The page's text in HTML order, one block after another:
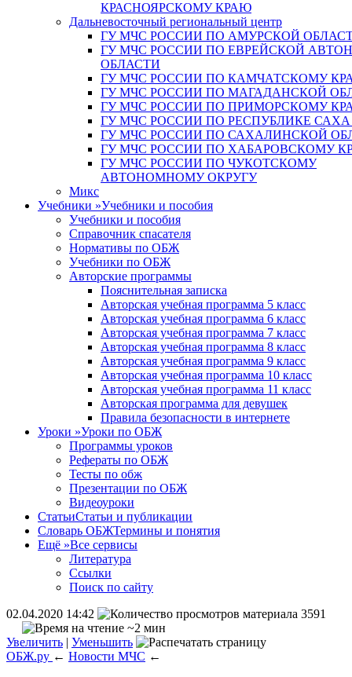
КРАСНОЯРСКОМУ КРАЮ
Дальневосточный региональный центр
ГУ МЧС РОССИИ ПО АМУРСКОЙ
ГУ МЧС РОССИИ ПО ЕВРЕЙСКОЙ
ОБЛАСТИ
ГУ МЧС РОССИИ ПО КАМЧАТСКОМУ
ГУ МЧС РОССИИ ПО МАГАДАНСКОЙ
ГУ МЧС РОССИИ ПО ПРИМОРСКОМУ
ГУ МЧС РОССИИ ПО РЕСПУБЛИКЕ
ГУ МЧС РОССИИ ПО САХАЛИНСКОЙ
ГУ МЧС РОССИИ ПО ХАБАРОВСКОМУ
ГУ МЧС РОССИИ ПО ЧУКОТСКОМУ
АВТОНОМНОМУ ОКРУГУ
Микс
Учебники »Учебники и пособия
Учебники и пособия
Справочник спасателя
Нормативы по ОБЖ
Учебники по ОБЖ
Авторские программы
Пояснительная записка
Авторская учебная программа 5 класс
Авторская учебная программа 6 класс
Авторская учебная программа 7 класс
Авторская учебная программа 8 класс
Авторская учебная программа 9 класс
Авторская учебная программа 10 класс
Авторская учебная программа 11 класс
Авторская программа для девушек
Правила безопасности в интернете
Уроки »Уроки по ОБЖ
Программы уроков
Рефераты по ОБЖ
Тесты по обж
Презентации по ОБЖ
Видеоуроки
СтатьиСтатьи и публикации
Словарь ОБЖТермины и понятия
Ещё »Все сервисы
Литература
Ссылки
Поиск по сайту
02.04.2020 14:42
3591
~2 мин
Увеличить | Уменьшить
ОБЖ.ру ← Новости МЧС ←